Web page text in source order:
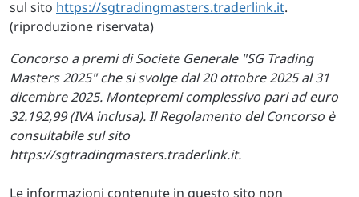
sul sito https://sgtradingmasters.traderlink.it.
(riproduzione riservata)
Concorso a premi di Societe Generale "SG Trading
Masters 2025" che si svolge dal 20 ottobre 2025 al 31
dicembre 2025. Montepremi complessivo pari ad euro
32.192,99 (IVA inclusa). Il Regolamento del Concorso è
consultabile sul sito
https://sgtradingmasters.traderlink.it.
Le informazioni contenute in questo sito non